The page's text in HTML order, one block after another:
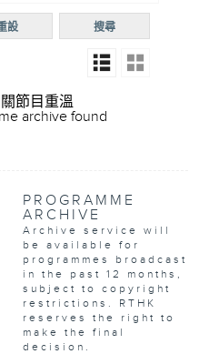
普通
搜尋
設
節目重溫
archive found
PROGRAMME
ARCHIVE
Archive service will
be available for
programmes broadcast
in the past 12 months,
subject to copyright
restrictions. RTHK
reserves the right to
make the final
decision.